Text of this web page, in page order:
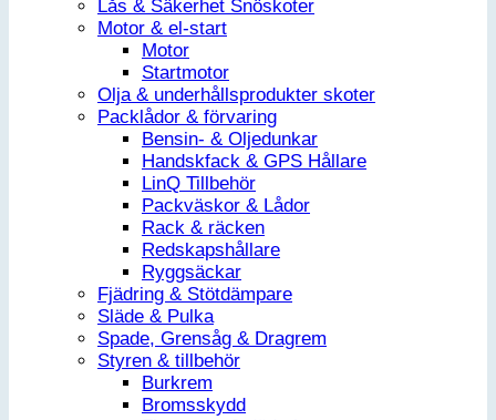
Lås & Säkerhet Snöskoter
Motor & el-start
Motor
Startmotor
Olja & underhållsprodukter skoter
Packlådor & förvaring
Bensin- & Oljedunkar
Handskfack & GPS Hållare
LinQ Tillbehör
Packväskor & Lådor
Rack & räcken
Redskapshållare
Ryggsäckar
Fjädring & Stötdämpare
Släde & Pulka
Spade, Grensåg & Dragrem
Styren & tillbehör
Burkrem
Bromsskydd